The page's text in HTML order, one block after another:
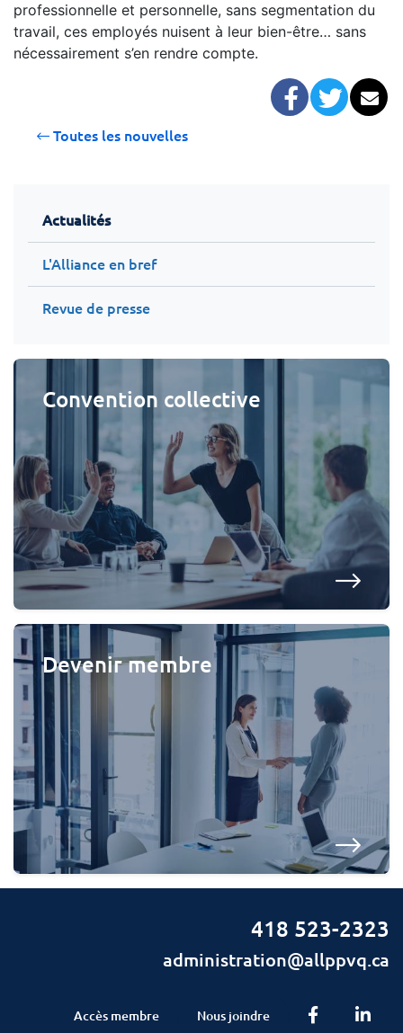
professionnelle et personnelle, sans segmentation du
travail, ces employés nuisent à leur bien-être… sans
nécessairement s’en rendre compte.
Facebook
Twitter
Toutes les nouvelles
Actualités
L'Alliance en bref
Revue de presse
Convention collective
Devenir membre
418 523-2323
administration@allppvq.ca
Accès membre Nous joindre Facebook